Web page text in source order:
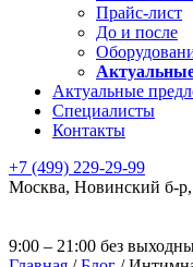
Прайс-лист
До и после
Актуальные
Специалисты
Контакты
+7 (499) 229-29-99
Москва, Новинский б-р,
9:00 – 21:00 без